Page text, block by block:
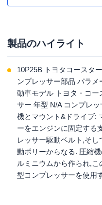
製品のハイライト
10P25B トヨタコースタ
ンプレッサー部品 パラ
動車モデル トヨタ・コー
サー 年型 N/A コンプレ
機とマウント&ドライブ:
ーをエンジンに固定する
レッサー駆動ベルト,そ
動ポリーからなる. 圧縮
ルミニウムから作られ,
型コンプレッサーを使用